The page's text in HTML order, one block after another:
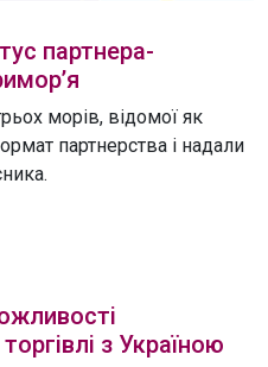
партнера-
морів, відомої як
партнерства і надали
з Україною